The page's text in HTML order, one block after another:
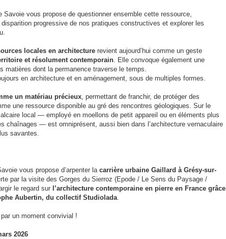
Savoie vous propose de questionner ensemble cette ressource,
progressive de nos pratiques constructives et explorer les
locales en architecture revient aujourd’hui comme un geste
et résolument contemporain. Elle convoque également une
matières dont la permanence traverse le temps.
en architecture et en aménagement, sous de multiples formes.
un matériau précieux, permettant de franchir, de protéger des
une ressource disponible au gré des rencontres géologiques. Sur le
local — employé en moellons de petit appareil ou en éléments plus
chaînages — est omniprésent, aussi bien dans l’architecture vernaculaire
savantes.
vous propose d’arpenter la carrière urbaine Gaillard à Grésy-sur-
par la visite des Gorges du Sierroz (Epode / Le Sens du Paysage /
le regard sur l’architecture contemporaine en pierre en France grâce
Aubertin, du collectif Studiolada.
un moment convivial !
2026